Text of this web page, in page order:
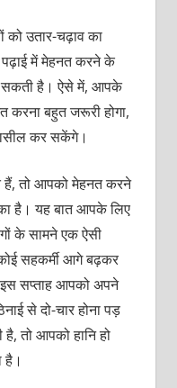
को उतार-चढ़ाव का
में मेहनत करने के
सकती है। ऐसे में, आपके
करना बहुत जरूरी होगा,
कर सकेंगे।
तो आपको मेहनत करने
है। यह बात आपके लिए
के सामने एक ऐसी
सहकर्मी आगे बढ़कर
सप्ताह आपको अपने
से दो-चार होना पड़
तो आपको हानि हो
है।